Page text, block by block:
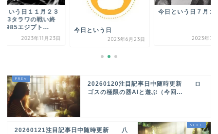
という日１１月２３
タラワの戦い終
1985エジプト...
2023年11月23日
今日という日
2023年6月23日
今日という日７月２
2023年7
20260120注目記事日中随時更新 ロ
ゴスの極限の器AIと遊ぶ（今回...
20260121注目記事日中随時更新 八